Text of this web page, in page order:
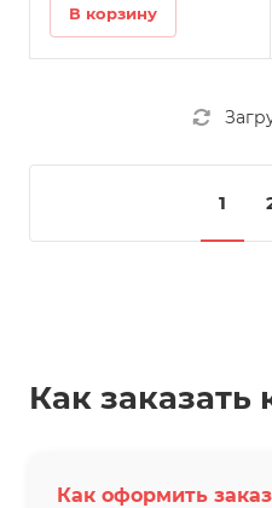
В корзину
1
Как заказать
Как оформить заказ